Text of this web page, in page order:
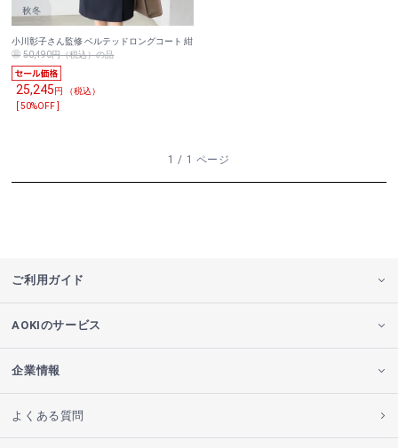
小川彰子さん監修 ベルテッドロングコート 紺
50,490円（税込）の品
25,245円 （税込）
[ 50%OFF ]
1 / 1 ページ
ご利用ガイド
AOKIのサービス
企業情報
よくある質問